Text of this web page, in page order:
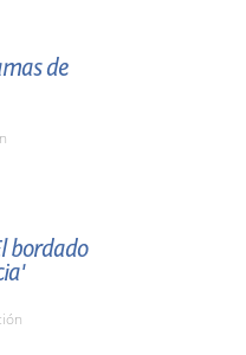
de
bordado